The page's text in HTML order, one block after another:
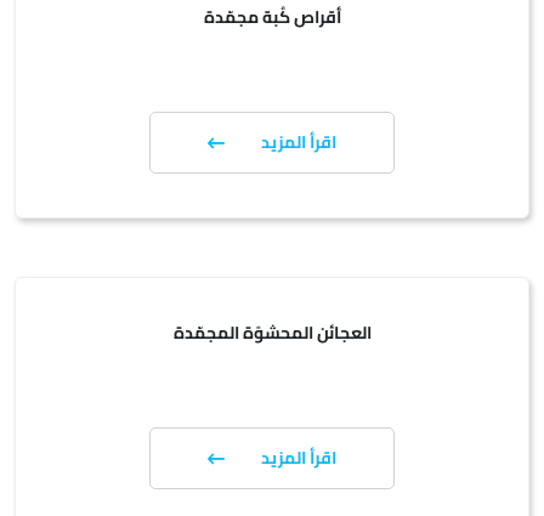
أقراص كُبة مجمّدة
اقرأ المزيد
العجائن المحشوًة المجمّدة
اقرأ المزيد